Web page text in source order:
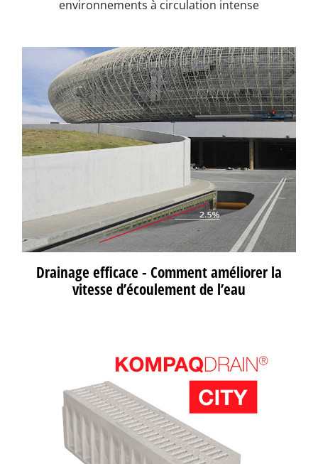
environnements à circulation intense
Drainage efficace - Comment améliorer la
vitesse d’écoulement de l’eau